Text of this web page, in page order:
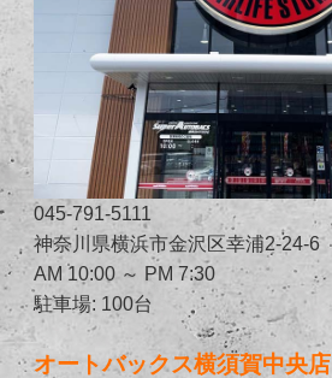
045-791-5111
神奈川県横浜市金沢区幸浦2-24-6
AM 10:00 ～ PM 7:30
駐車場: 100台
オートバックス横須賀中央店